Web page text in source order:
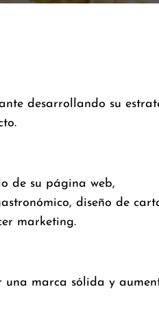
desarrollando su
de su página web,
diseño de
marketing.
una marca sólida y